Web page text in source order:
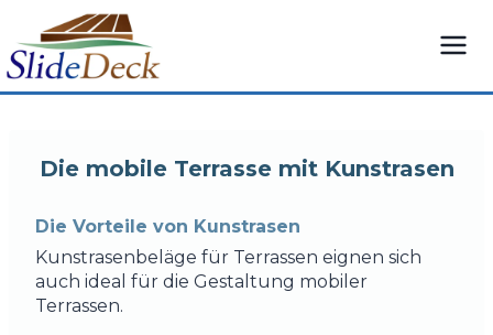
Inhalt
springen
Die mobile Terrasse mit Kunstrasen
Die Vorteile von Kunstrasen
Kunstrasenbeläge für Terrassen eignen sich
auch ideal für die Gestaltung mobiler
Terrassen.